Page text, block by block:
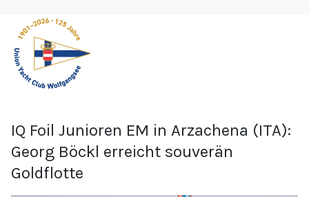
IQ Foil Junioren EM in Arzachena (ITA):
Georg Böckl erreicht souverän
Goldflotte